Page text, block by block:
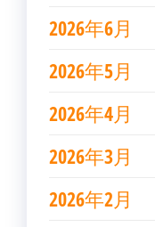
2026年6月
2026年5月
2026年4月
2026年3月
2026年2月